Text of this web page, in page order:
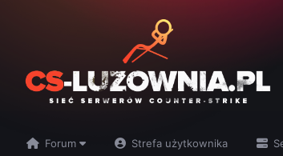
Forum Strefa użytkownika